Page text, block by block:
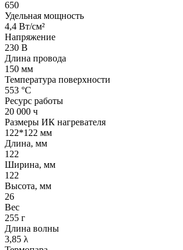
650
Удельная мощность
4,4 Вт/см²
Напряжение
230 В
Длина провода
150 мм
Температура поверхности
553 °С
Ресурс работы
20 000 ч
Размеры ИК нагревателя
122*122 мм
Длина, мм
122
Ширина, мм
122
Высота, мм
26
Вес
255 г
Длина волны
3,85 λ